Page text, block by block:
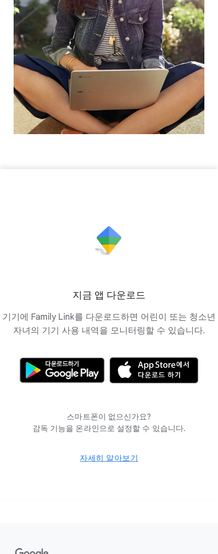
지금 앱 다운로드
기기에 Family Link를 다운로드하면 어린이 또는 청소년
자녀의 기기 사용 내역을 모니터링할 수 있습니다.
스마트폰이 없으신가요?
감독 기능을 온라인으로 설정할 수 있습니다.
자세히 알아보기